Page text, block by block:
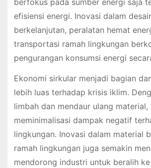
berfokus pada sumber energi saja
efisiensi energi. Inovasi dalam
berkelanjutan, peralatan hemat
transportasi ramah lingkungan
pengurangan konsumsi energi
Ekonomi sirkular menjadi bagian
lebih luas terhadap krisis iklim.
limbah dan mendaur ulang
meminimalisasi dampak negatif
lingkungan. Inovasi dalam material
ramah lingkungan juga semakin
mendorong industri untuk beralih